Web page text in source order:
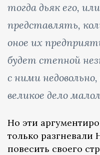
тогда дьяк его,
представлять,
оное их
будет степной
с ними
великое дело
Но эти
только разгневали
повесить своего